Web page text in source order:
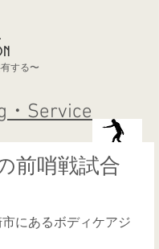
する〜
・Service
前哨戦試合